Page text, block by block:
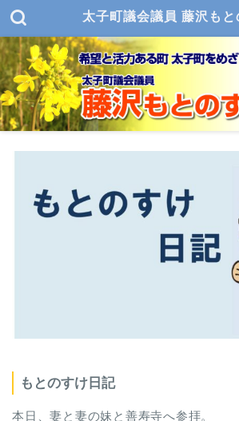
太子町議会議員 藤沢もと
もとのすけ日記
本日、妻と妻の妹と善寿寺へ参拝。